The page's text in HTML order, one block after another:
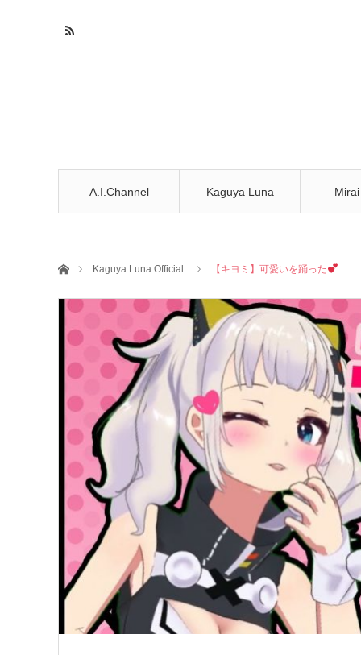
A.I.Channel Kaguya Luna
ホームKaguya Luna Official 【キヨミ】可愛いを踊った